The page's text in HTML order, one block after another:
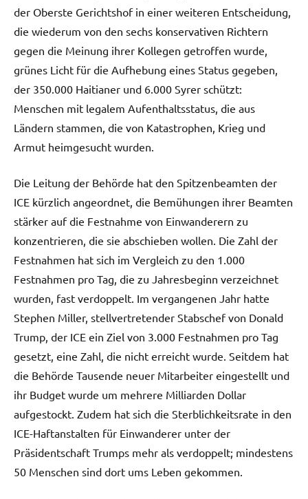
der Oberste Gerichtshof in einer weiteren Entscheidung,
die wiederum von den sechs konservativen Richtern
gegen die Meinung ihrer Kollegen getroffen wurde,
grünes Licht für die Aufhebung eines Status gegeben,
der 350.000 Haitianer und 6.000 Syrer schützt:
Menschen mit legalem Aufenthaltsstatus, die aus
Ländern stammen, die von Katastrophen, Krieg und
Armut heimgesucht wurden.
Die Leitung der Behörde hat den Spitzenbeamten der
ICE kürzlich angeordnet, die Bemühungen ihrer Beamten
stärker auf die Festnahme von Einwanderern zu
konzentrieren, die sie abschieben wollen. Die Zahl der
Festnahmen hat sich im Vergleich zu den 1.000
Festnahmen pro Tag, die zu Jahresbeginn verzeichnet
wurden, fast verdoppelt. Im vergangenen Jahr hatte
Stephen Miller, stellvertretender Stabschef von Donald
Trump, der ICE ein Ziel von 3.000 Festnahmen pro Tag
gesetzt, eine Zahl, die nicht erreicht wurde. Seitdem hat
die Behörde Tausende neuer Mitarbeiter eingestellt und
ihr Budget wurde um mehrere Milliarden Dollar
aufgestockt. Zudem hat sich die Sterblichkeitsrate in den
ICE-Haftanstalten für Einwanderer unter der
Präsidentschaft Trumps mehr als verdoppelt; mindestens
50 Menschen sind dort ums Leben gekommen.